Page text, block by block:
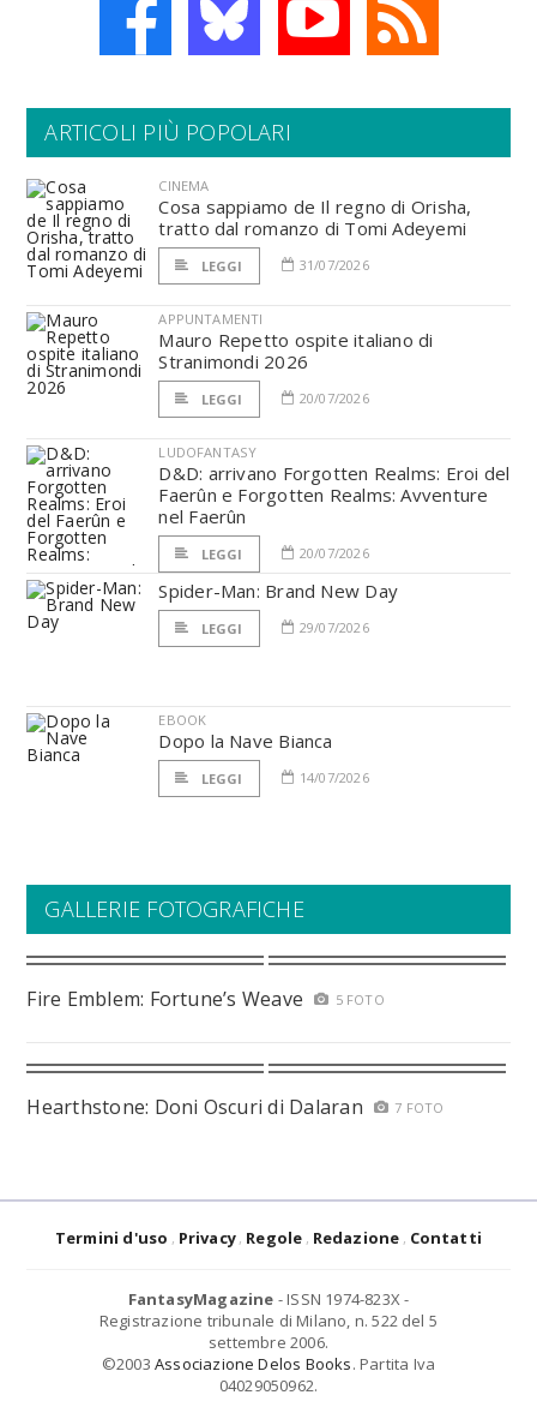
ARTICOLI PIÙ POPOLARI
CINEMA
Cosa sappiamo de Il regno di Orisha,
tratto dal romanzo di Tomi Adeyemi
LEGGI 31/07/2026
APPUNTAMENTI
Mauro Repetto ospite italiano di
Stranimondi 2026
LEGGI 20/07/2026
LUDOFANTASY
D&D: arrivano Forgotten Realms: Eroi del
Faerûn e Forgotten Realms: Avventure
nel Faerûn
LEGGI 20/07/2026
Spider-Man: Brand New Day
LEGGI 29/07/2026
EBOOK
Dopo la Nave Bianca
LEGGI 14/07/2026
GALLERIE FOTOGRAFICHE
Fire Emblem: Fortune’s Weave 5 FOTO
Hearthstone: Doni Oscuri di Dalaran 7 FOTO
Termini d'uso Privacy Regole Redazione Contatti
FantasyMagazine - ISSN 1974-823X -
Registrazione tribunale di Milano, n. 522 del 5
settembre 2006.
©2003 Associazione Delos Books. Partita Iva
04029050962.